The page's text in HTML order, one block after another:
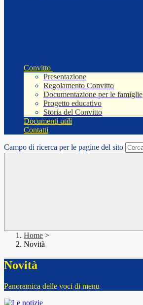
Convitto
Presentazione
Regolamento Convitto
Documentazione per le famiglie
Progetto educativo
Storia del Convitto
Documenti utili
Contatti
Campo di ricerca per le pagine del sito
Home >
Novità
Novità
Panoramica delle voci di menu